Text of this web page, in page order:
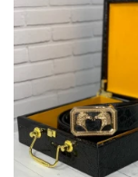
Cпортивные брюки
Комбинезоны